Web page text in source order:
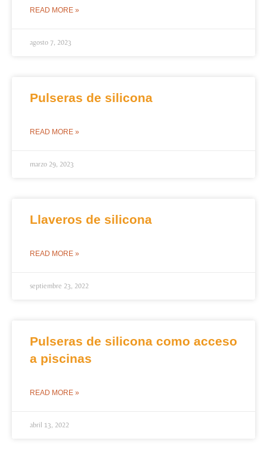
READ MORE »
agosto 7, 2023
Pulseras de silicona
READ MORE »
marzo 29, 2023
Llaveros de silicona
READ MORE »
septiembre 23, 2022
Pulseras de silicona como acceso
a piscinas
READ MORE »
abril 13, 2022